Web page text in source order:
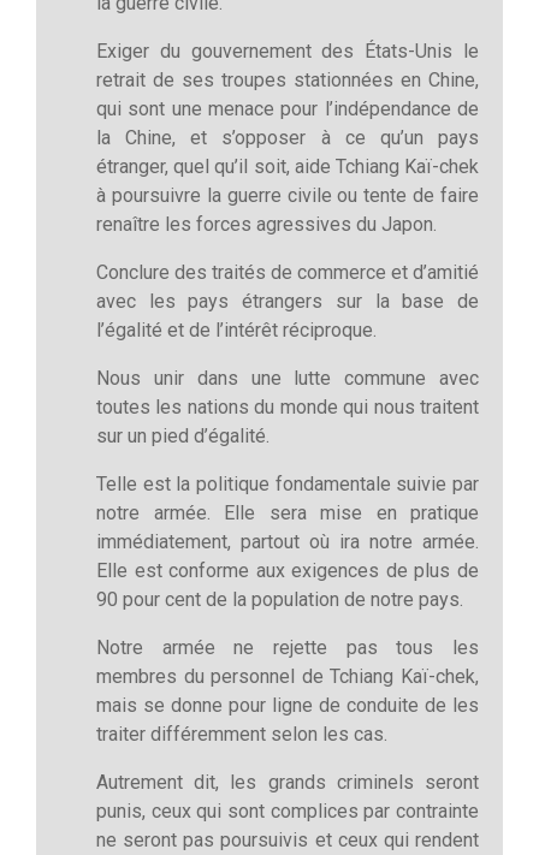
Exiger du gouvernement des États-Unis le
retrait de ses troupes stationnées en Chine,
qui sont une menace pour l’indépendance de
la Chine, et s’opposer à ce qu’un pays
étranger, quel qu’il soit, aide Tchiang Kaï-chek
à poursuivre la guerre civile ou tente de faire
renaître les forces agressives du Japon.
Conclure des traités de commerce et d’amitié
avec les pays étrangers sur la base de
l’égalité et de l’intérêt réciproque.
Nous unir dans une lutte commune avec
toutes les nations du monde qui nous traitent
sur un pied d’égalité.
Telle est la politique fondamentale suivie par
notre armée. Elle sera mise en pratique
immédiatement, partout où ira notre armée.
Elle est conforme aux exigences de plus de
90 pour cent de la population de notre pays.
Notre armée ne rejette pas tous les
membres du personnel de Tchiang Kaï-chek,
mais se donne pour ligne de conduite de les
traiter différemment selon les cas.
Autrement dit, les grands criminels seront
punis, ceux qui sont complices par contrainte
ne seront pas poursuivis et ceux qui rendent